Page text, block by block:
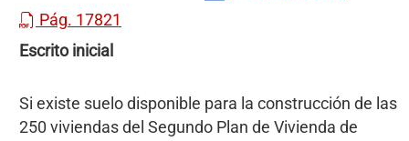
Pág. 17821
Escrito inicial
Si existe suelo disponible para la construcción de las
250 viviendas del Segundo Plan de Vivienda de